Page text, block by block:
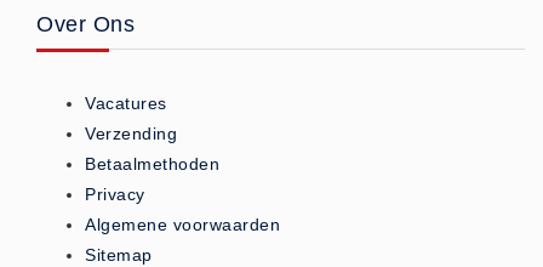
Diensten
RI&E
Bedrijfsnoodplannen
VCA Trajecten
ISO 9001 Begeleiding
Over Ons
Vacatures
Verzending
Betaalmethoden
Privacy
Algemene voorwaarden
Sitemap